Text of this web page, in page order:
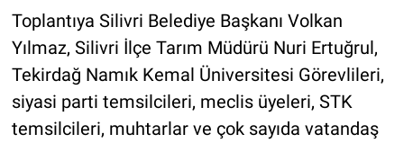
Toplantıya Silivri Belediye Başkanı Volkan
Yılmaz, Silivri İlçe Tarım Müdürü Nuri Ertuğrul,
Tekirdağ Namık Kemal Üniversitesi Görevlileri,
siyasi parti temsilcileri, meclis üyeleri, STK
temsilcileri, muhtarlar ve çok sayıda vatandaş